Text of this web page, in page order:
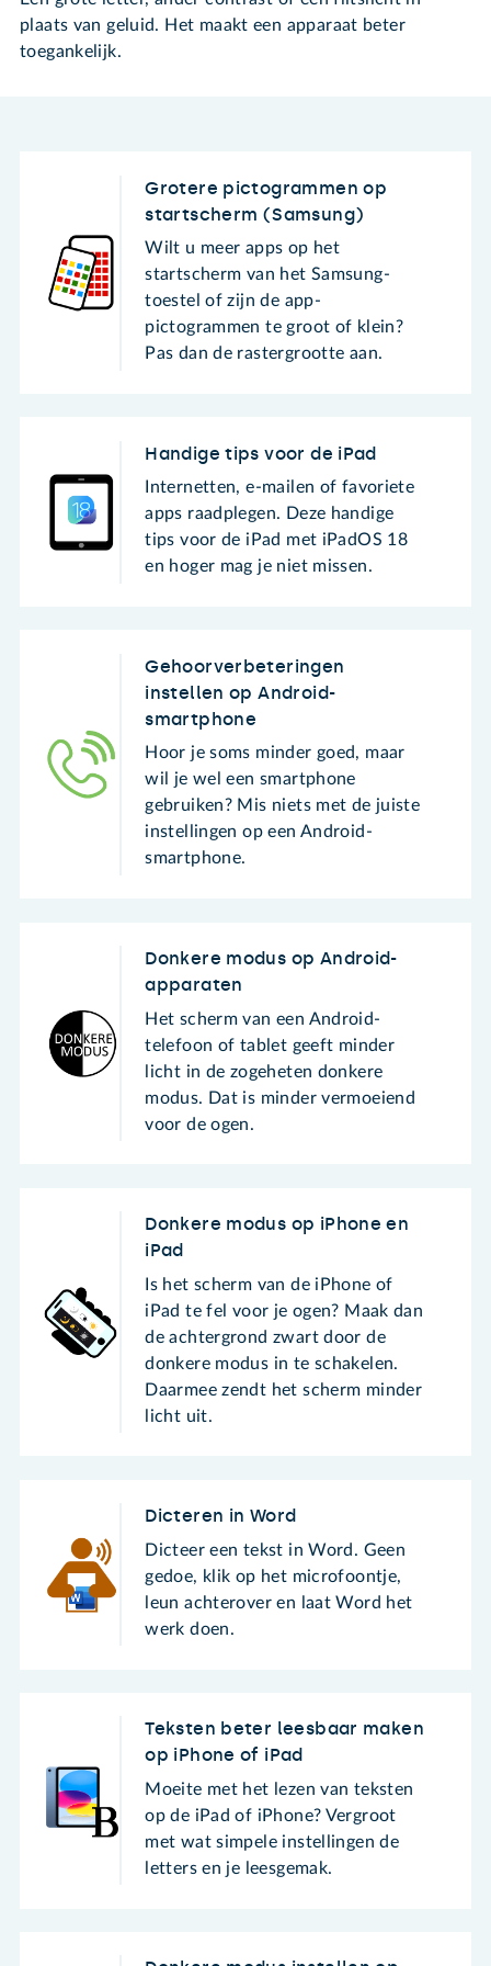
plaats van geluid. Het maakt een apparaat beter
toegankelijk.
Grotere pictogrammen op
startscherm (Samsung)
Wilt u meer apps op het
startscherm van het Samsung-
toestel of zijn de app-
pictogrammen te groot of klein?
Pas dan de rastergrootte aan.
Handige tips voor de iPad
Internetten, e-mailen of favoriete
apps raadplegen. Deze handige
tips voor de iPad met iPadOS 18
en hoger mag je niet missen.
Gehoorverbeteringen
instellen op Android-
smartphone
Hoor je soms minder goed, maar
wil je wel een smartphone
gebruiken? Mis niets met de juiste
instellingen op een Android-
smartphone.
Donkere modus op Android-
apparaten
Het scherm van een Android-
telefoon of tablet geeft minder
licht in de zogeheten donkere
modus. Dat is minder vermoeiend
voor de ogen.
Donkere modus op iPhone en
iPad
Is het scherm van de iPhone of
iPad te fel voor je ogen? Maak dan
de achtergrond zwart door de
donkere modus in te schakelen.
Daarmee zendt het scherm minder
licht uit.
Dicteren in Word
Dicteer een tekst in Word. Geen
gedoe, klik op het microfoontje,
leun achterover en laat Word het
werk doen.
Teksten beter leesbaar maken
op iPhone of iPad
Moeite met het lezen van teksten
op de iPad of iPhone? Vergroot
met wat simpele instellingen de
letters en je leesgemak.